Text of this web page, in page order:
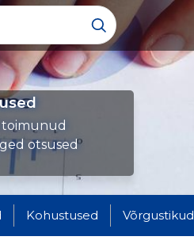
toimunud
otsused
Kohustused Võrgustikud